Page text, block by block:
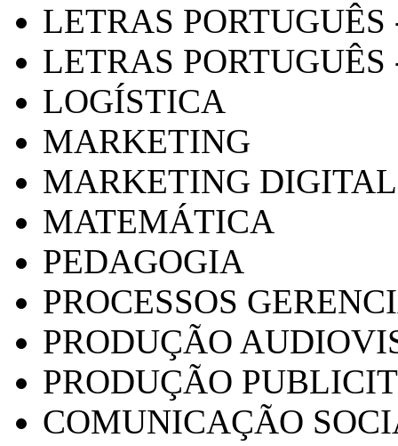
LETRAS
LETRAS PORTUGUÊS
LOGÍSTICA
MARKETING
MARKETING DIGITAL
MATEMÁTICA
PEDAGOGIA
PROCESSOS
PRODUÇÃO
PRODUÇÃO
COMUNICAÇÃO